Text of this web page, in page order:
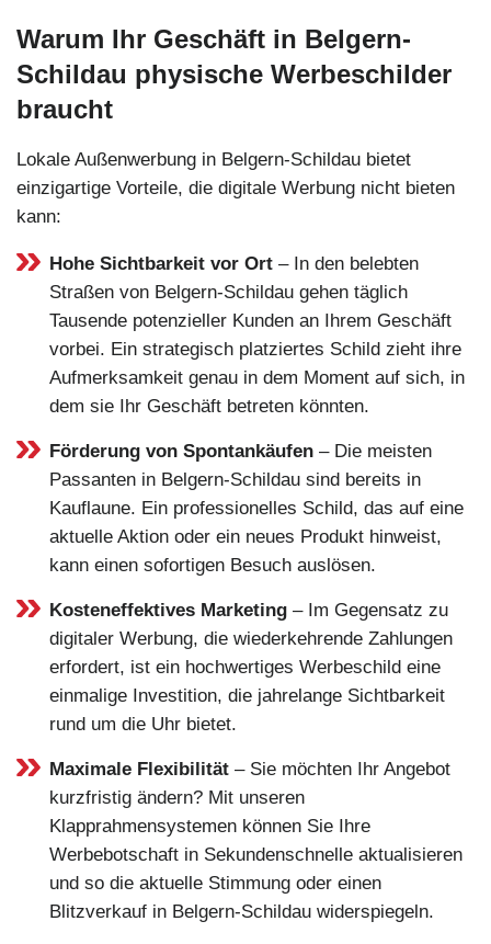
Warum Ihr Geschäft in Belgern-
Schildau physische Werbeschilder
braucht
Lokale Außenwerbung in Belgern-Schildau bietet
einzigartige Vorteile, die digitale Werbung nicht bieten
kann:
Hohe Sichtbarkeit vor Ort – In den belebten
Straßen von Belgern-Schildau gehen täglich
Tausende potenzieller Kunden an Ihrem Geschäft
vorbei. Ein strategisch platziertes Schild zieht ihre
Aufmerksamkeit genau in dem Moment auf sich, in
dem sie Ihr Geschäft betreten könnten.
Förderung von Spontankäufen – Die meisten
Passanten in Belgern-Schildau sind bereits in
Kauflaune. Ein professionelles Schild, das auf eine
aktuelle Aktion oder ein neues Produkt hinweist,
kann einen sofortigen Besuch auslösen.
Kosteneffektives Marketing – Im Gegensatz zu
digitaler Werbung, die wiederkehrende Zahlungen
erfordert, ist ein hochwertiges Werbeschild eine
einmalige Investition, die jahrelange Sichtbarkeit
rund um die Uhr bietet.
Maximale Flexibilität – Sie möchten Ihr Angebot
kurzfristig ändern? Mit unseren
Klapprahmensystemen können Sie Ihre
Werbebotschaft in Sekundenschnelle aktualisieren
und so die aktuelle Stimmung oder einen
Blitzverkauf in Belgern-Schildau widerspiegeln.